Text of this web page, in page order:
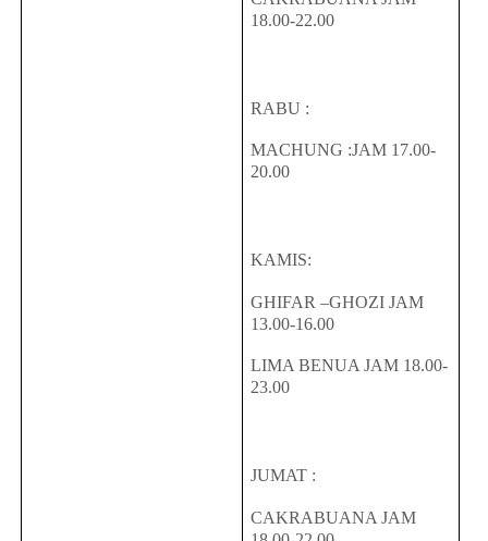
18.00-22.00
RABU :
MACHUNG :JAM 17.00-
20.00
KAMIS:
GHIFAR –GHOZI JAM
13.00-16.00
LIMA BENUA JAM 18.00-
23.00
JUMAT :
CAKRABUANA JAM